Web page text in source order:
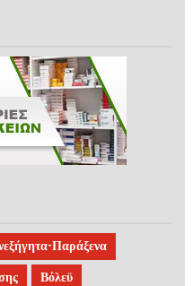
Παράξενα
Βόλεϋ